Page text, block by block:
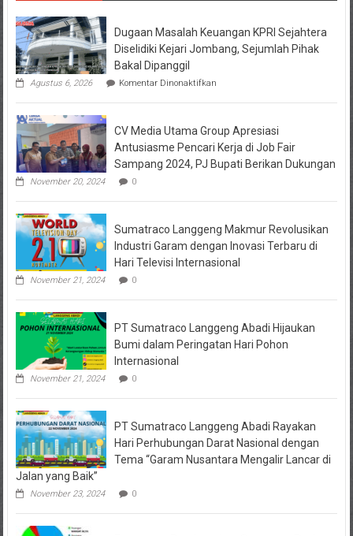
Mendukung
Paskah
Tjakrawala
Timor
Dugaan Masalah Keuangan KPRI Sejahtera
Diselidiki Kejari Jombang, Sejumlah Pihak
Bakal Dipanggil
Agustus 6, 2026 Komentar Dinonaktifkanpada
Masalah
KPRI
Sejahtera
Diselidiki
Kejari
Pihak
Dipanggil
CV Media Utama Group Apresiasi
Antusiasme Pencari Kerja di Job Fair
Sampang 2024, PJ Bupati Berikan Dukungan
November 20, 2024 0
Sumatraco Langgeng Makmur Revolusikan
Industri Garam dengan Inovasi Terbaru di
Hari Televisi Internasional
November 21, 2024 0
PT Sumatraco Langgeng Abadi Hijaukan
Bumi dalam Peringatan Hari Pohon
Internasional
November 21, 2024 0
PT Sumatraco Langgeng Abadi Rayakan
Hari Perhubungan Darat Nasional dengan
Tema “Garam Nusantara Mengalir Lancar di
Jalan yang Baik”
November 23, 2024 0